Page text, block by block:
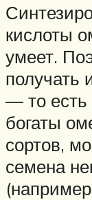
кислоты
умеет.
получать
— то
богаты
сортов,
семена